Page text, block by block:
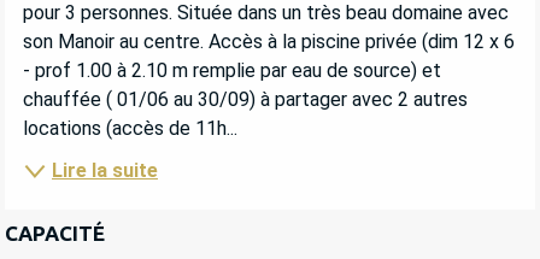
pour 3 personnes. Située dans un très beau domaine avec
son Manoir au centre. Accès à la piscine privée (dim 12 x 6
- prof 1.00 à 2.10 m remplie par eau de source) et
chauffée ( 01/06 au 30/09) à partager avec 2 autres
locations (accès de 11h...
Lire la suite
CAPACITÉ